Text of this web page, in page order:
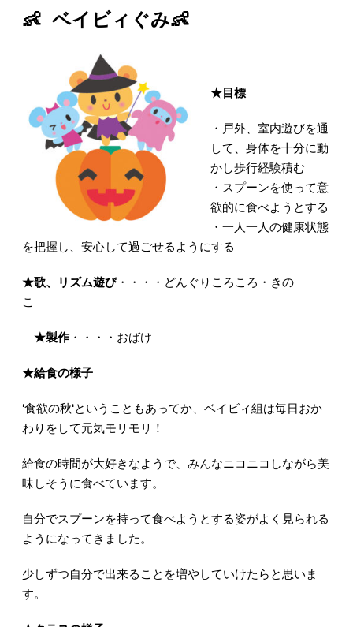
👶 ベイビィぐみ👶
★目標
・戸外、室内遊びを通
して、身体を十分に動
かし歩行経験積む
・スプーンを使って意
欲的に食べようとする
・一人一人の健康状態
を把握し、安心して過ごせるようにする
★歌、リズム遊び・・・ ・どんぐりころころ ・きの
こ
★製作・・・ ・おばけ
★給食の様子
‘食欲の秋‘ということもあってか、ベイビィ組は毎日おか
わりをして元気モリモリ！
給食の時間が大好きなようで、みんなニコニコしながら美
味しそうに食べています。
自分でスプーンを持って食べようとする姿がよく見られる
ようになってきました。
少しずつ自分で出来ることを増やしていけたらと思いま
す。